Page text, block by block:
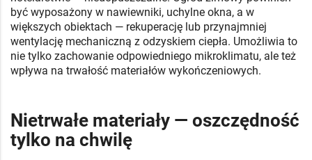
być wyposażony w nawiewniki, uchylne okna, a w
większych obiektach — rekuperację lub przynajmniej
wentylację mechaniczną z odzyskiem ciepła. Umożliwia to
nie tylko zachowanie odpowiedniego mikroklimatu, ale też
wpływa na trwałość materiałów wykończeniowych.
Nietrwałe materiały — oszczędność
tylko na chwilę